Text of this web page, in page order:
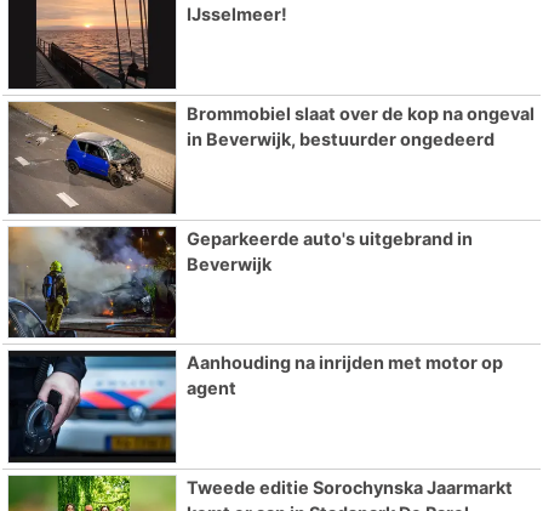
IJsselmeer!
Brommobiel slaat over de kop na ongeval
in Beverwijk, bestuurder ongedeerd
Geparkeerde auto's uitgebrand in
Beverwijk
Aanhouding na inrijden met motor op
agent
Tweede editie Sorochynska Jaarmarkt